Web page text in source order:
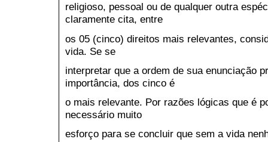
religioso, pessoal ou de qualquer outra
claramente cita, entre
os 05 (cinco) direitos mais relevantes,
vida. Se se
interpretar que a ordem de sua enunciação
importância, dos cinco é
o mais relevante. Por razões lógicas que é
necessário muito
esforço para se concluir que sem a vida